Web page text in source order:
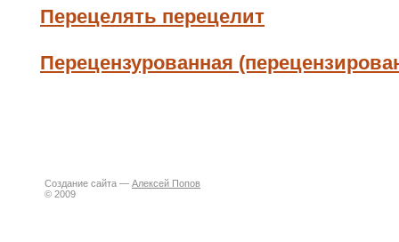
Перецелять перецелит
Перецензурованная
Создание сайта — Алексей Попов
© 2009